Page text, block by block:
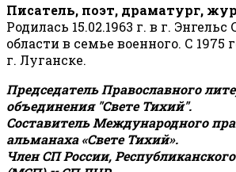
Писатель, поэт, драматург,
Родилась 15.02.1963 г. в г. Энгельс
области в семье военного. С 1975
г. Луганске.
Председатель Православного
объединения "Свете Тихий".
Составитель Международного
альманаха «Свете Тихий».
Член СП России,